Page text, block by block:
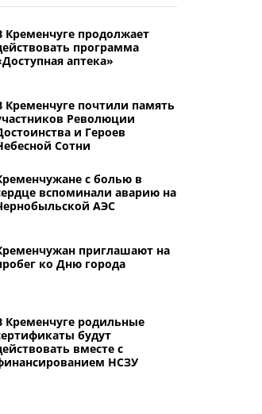
Кременчуге продолжает
программа
аптека»
Кременчуге почтили память
Революции
и Героев
Сотни
с болью в
вспоминали аварию на
АЭС
приглашают на
ко Дню города
Кременчуге родильные
будут
вместе с
НСЗУ